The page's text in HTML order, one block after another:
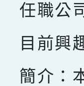
任職公
目前興
簡介：